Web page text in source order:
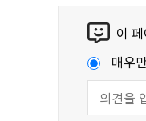
이
매우